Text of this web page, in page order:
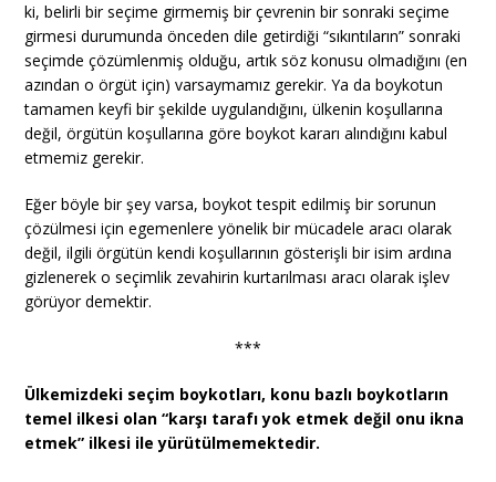
ki, belirli bir seçime girmemiş bir çevrenin bir sonraki seçime
girmesi durumunda önceden dile getirdiği “sıkıntıların” sonraki
seçimde çözümlenmiş olduğu, artık söz konusu olmadığını (en
azından o örgüt için) varsaymamız gerekir. Ya da boykotun
tamamen keyfi bir şekilde uygulandığını, ülkenin koşullarına
değil, örgütün koşullarına göre boykot kararı alındığını kabul
etmemiz gerekir.
Eğer böyle bir şey varsa, boykot tespit edilmiş bir sorunun
çözülmesi için egemenlere yönelik bir mücadele aracı olarak
değil, ilgili örgütün kendi koşullarının gösterişli bir isim ardına
gizlenerek o seçimlik zevahirin kurtarılması aracı olarak işlev
görüyor demektir.
***
Ülkemizdeki seçim boykotları, konu bazlı boykotların
temel ilkesi olan “karşı tarafı yok etmek değil onu ikna
etmek” ilkesi ile yürütülmemektedir.